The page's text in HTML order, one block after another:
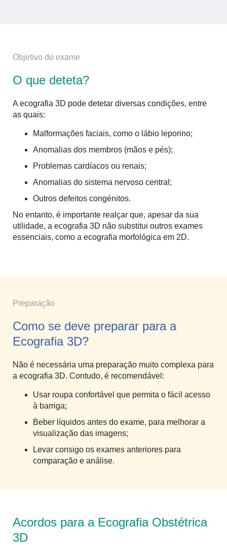
Objetivo do exame
O que deteta?
A ecografia 3D pode detetar diversas condições, entre
as quais:
Malformações faciais, como o lábio leporino;
Anomalias dos membros (mãos e pés);
Problemas cardíacos ou renais;
Anomalias do sistema nervoso central;
Outros defeitos congénitos.
No entanto, é importante realçar que, apesar da sua
utilidade, a ecografia 3D não substitui outros exames
essenciais, como a ecografia morfológica em 2D.
Preparação
Como se deve preparar para a
Ecografia 3D?
Não é necessária uma preparação muito complexa para
a ecografia 3D. Contudo, é recomendável:
Usar roupa confortável que permita o fácil acesso
à barriga;
Beber líquidos antes do exame, para melhorar a
visualização das imagens;
Levar consigo os exames anteriores para
comparação e análise.
Acordos para a Ecografia Obstétrica
3D